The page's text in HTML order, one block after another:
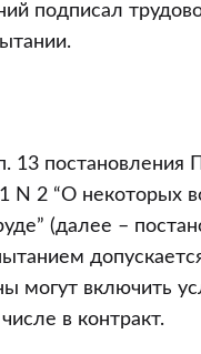
подписал
13
N 2 “О некоторых
(далее –
могут включить
в контракт.